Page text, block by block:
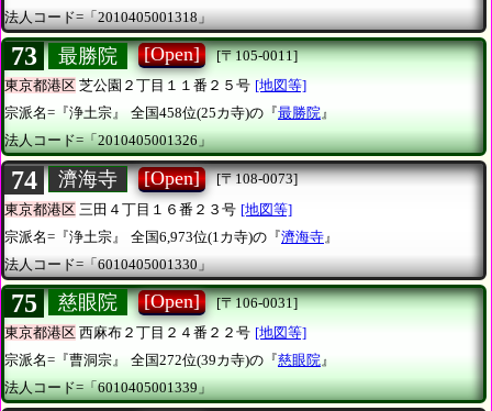
法人コード=「2010405001318」
73 最勝院 [Open]
[〒105-0011]
東京都港区 芝公園２丁目１１番２５号 [地図等]
宗派名=『浄土宗』
全国458位(25カ寺)の『最勝院』
法人コード=「2010405001326」
74 濟海寺 [Open]
[〒108-0073]
東京都港区 三田４丁目１６番２３号 [地図等]
宗派名=『浄土宗』
全国6,973位(1カ寺)の『濟海寺 』
法人コード=「6010405001330」
75 慈眼院 [Open]
[〒106-0031]
東京都港区 西麻布２丁目２４番２２号 [地図等]
宗派名=『曹洞宗』
全国272位(39カ寺)の『慈眼院 』
法人コード=「6010405001339」